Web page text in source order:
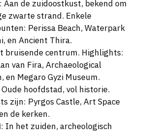
zwarte strand. Enkele
Perissa Beach, Waterpark
en Ancient Thira.
bruisende centrum. Highlights:
van Fira, Archaeological
en Megaro Gyzi Museum.
hoofdstad, vol historie.
zijn: Pyrgos Castle, Art Space
de kerken.
: In het zuiden, archeologisch
hebt hier onder andere: Rode